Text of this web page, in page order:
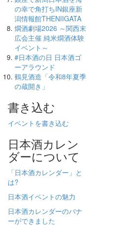
の幸で角打ちIN銀座新
潟情報館THENIIGATA
燗酒劇場2026 ～関西末
広会主催 純米燗酒体験
イベント～
#日本酒の日 日本酒ゴ
ーアラウンド
鶴見酒造「令和8年夏季
の蔵開き」
書き込む
イベントを書き込む
日本酒カレン
ダーについて
「日本酒カレンダー」と
は?
日本酒イベントの魅力
日本酒カレンダーのバナ
ーができました